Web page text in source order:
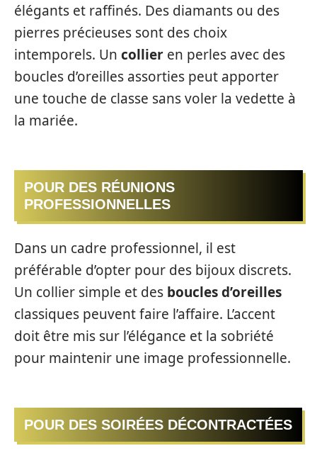
élégants et raffinés. Des diamants ou des
pierres précieuses sont des choix
intemporels. Un collier en perles avec des
boucles d’oreilles assorties peut apporter
une touche de classe sans voler la vedette à
la mariée.
POUR DES RÉUNIONS
PROFESSIONNELLES
Dans un cadre professionnel, il est
préférable d’opter pour des bijoux discrets.
Un collier simple et des boucles d’oreilles
classiques peuvent faire l’affaire. L’accent
doit être mis sur l’élégance et la sobriété
pour maintenir une image professionnelle.
POUR DES SOIRÉES DÉCONTRACTÉES